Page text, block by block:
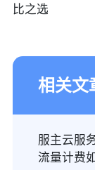
比之选
相关文
服主云服
流量计费